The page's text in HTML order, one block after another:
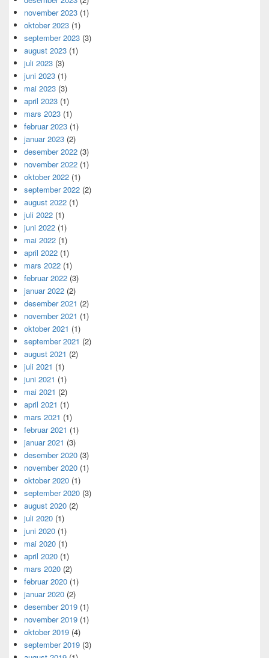
november 2023 (1)
oktober 2023 (1)
september 2023 (3)
august 2023 (1)
juli 2023 (3)
juni 2023 (1)
mai 2023 (3)
april 2023 (1)
mars 2023 (1)
februar 2023 (1)
januar 2023 (2)
desember 2022 (3)
november 2022 (1)
oktober 2022 (1)
september 2022 (2)
august 2022 (1)
juli 2022 (1)
juni 2022 (1)
mai 2022 (1)
april 2022 (1)
mars 2022 (1)
februar 2022 (3)
januar 2022 (2)
desember 2021 (2)
november 2021 (1)
oktober 2021 (1)
september 2021 (2)
august 2021 (2)
juli 2021 (1)
juni 2021 (1)
mai 2021 (2)
april 2021 (1)
mars 2021 (1)
februar 2021 (1)
januar 2021 (3)
desember 2020 (3)
november 2020 (1)
oktober 2020 (1)
september 2020 (3)
august 2020 (2)
juli 2020 (1)
juni 2020 (1)
mai 2020 (1)
april 2020 (1)
mars 2020 (2)
februar 2020 (1)
januar 2020 (2)
desember 2019 (1)
november 2019 (1)
oktober 2019 (4)
september 2019 (3)